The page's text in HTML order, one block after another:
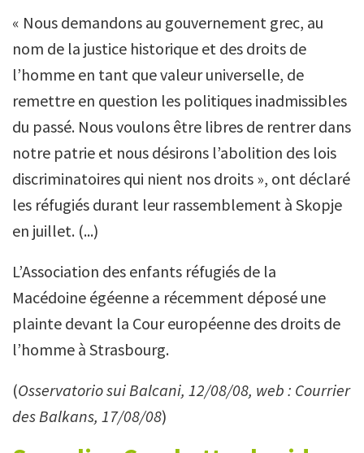
« Nous demandons au gouvernement grec, au
nom de la justice historique et des droits de
l’homme en tant que valeur universelle, de
remettre en question les politiques inadmissibles
du passé. Nous voulons être libres de rentrer dans
notre patrie et nous désirons l’abolition des lois
discriminatoires qui nient nos droits », ont déclaré
les réfugiés durant leur rassemblement à Skopje
en juillet. (...)
L’Association des enfants réfugiés de la
Macédoine égéenne a récemment déposé une
plainte devant la Cour européenne des droits de
l’homme à Strasbourg.
(Osservatorio sui Balcani, 12/08/08, web : Courrier
des Balkans, 17/08/08)